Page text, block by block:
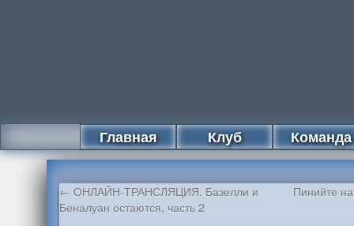
Главная Клуб Команда
← ОНЛАЙН-ТРАНСЛЯЦИЯ. Базелли и
Беналуан остаются, часть 2
Пинийте